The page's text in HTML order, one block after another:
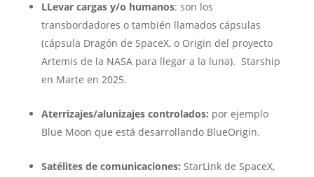
LLevar cargas y/o humanos: son los
transbordadores o también llamados cápsulas
(cápsula Dragón de SpaceX, o Origin del proyecto
Artemis de la NASA para llegar a la luna). Starship
en Marte en 2025.
Aterrizajes/alunizajes controlados: por ejemplo
Blue Moon que está desarrollando BlueOrigin.
Satélites de comunicaciones: StarLink de SpaceX,